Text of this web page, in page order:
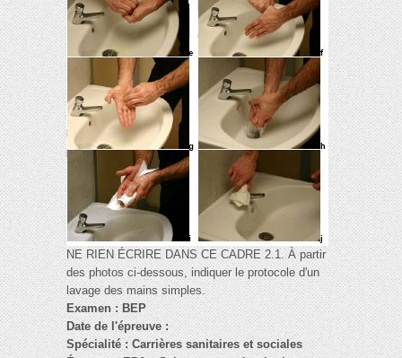
NE RIEN ÉCRIRE DANS CE CADRE 2.1. À partir
des photos ci-dessous, indiquer le protocole d'un
lavage des mains simples.
Examen : BEP
Date de l'épreuve :
Spécialité : Carrières sanitaires et sociales